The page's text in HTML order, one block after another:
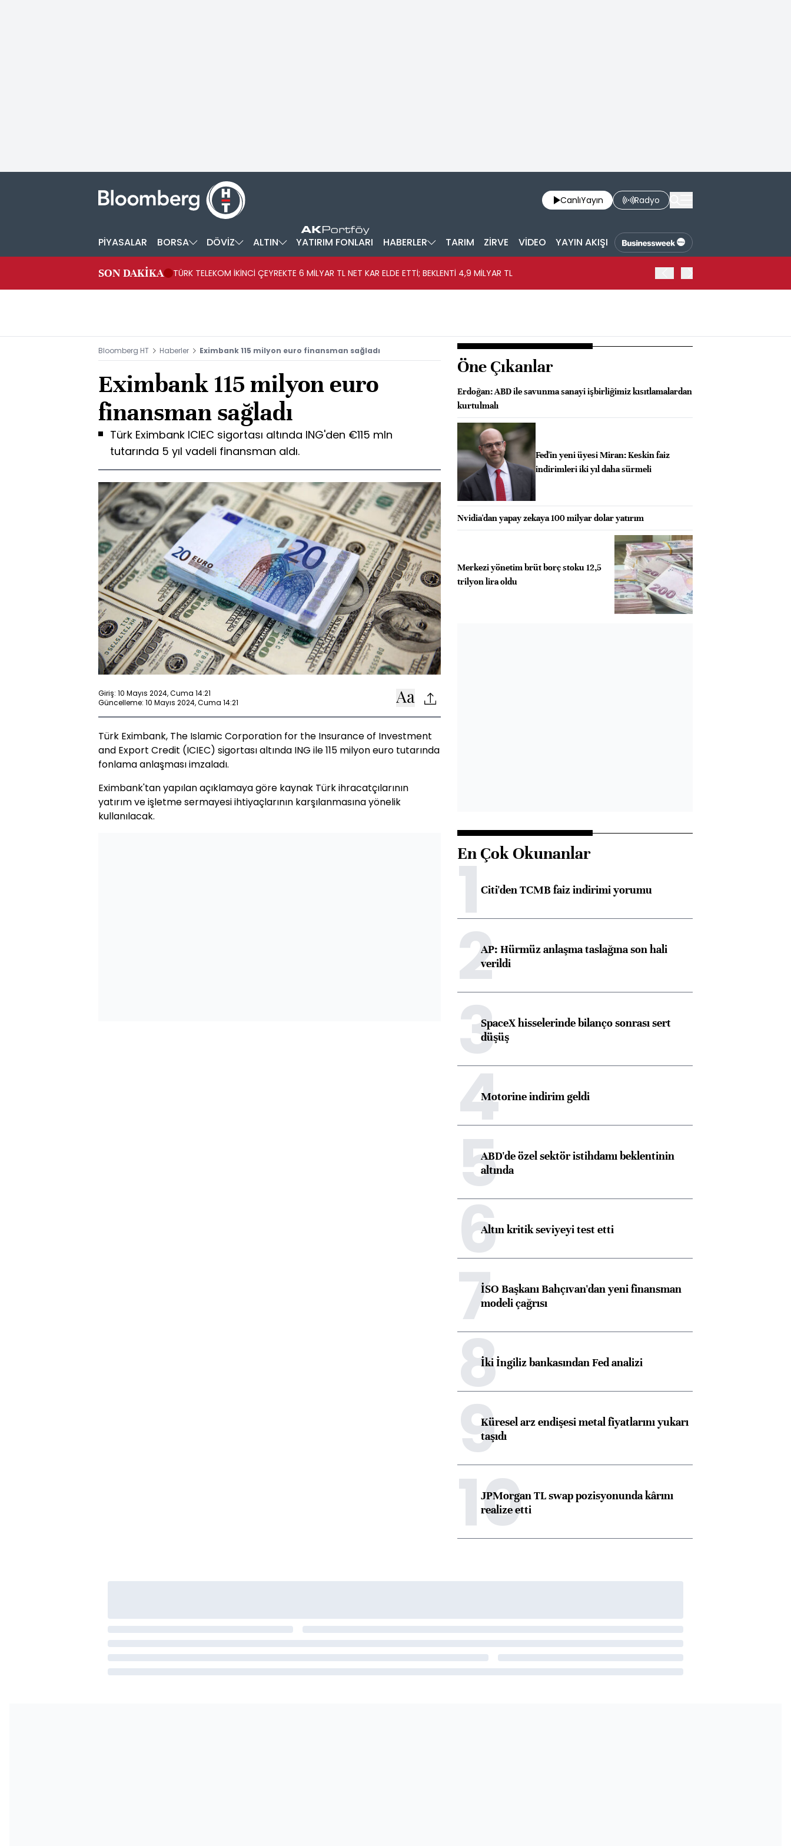
CanlıYayın Radyo
PİYASALAR BORSA DÖVİZ ALTIN YATIRIM FONLARI HABERLER TARIM ZİRVE VİDEO YAYIN AKIŞI
SON DAKİKA TÜRK TELEKOM İKİNCİ ÇEYREKTE 6 MİLYAR TL NET KAR ELDE ETTİ; BEKLENTİ 4,9 MİLYAR TL
Bloomberg HT Haberler Eximbank 115 milyon euro finansman sağladı
Eximbank 115 milyon euro
finansman sağladı
Türk Eximbank ICIEC sigortası altında ING'den €115 mln
tutarında 5 yıl vadeli finansman aldı.
Giriş: 10 Mayıs 2024, Cuma 14:21
Güncelleme: 10 Mayıs 2024, Cuma 14:21
Türk Eximbank, The Islamic Corporation for the Insurance of Investment
and Export Credit (ICIEC) sigortası altında ING ile 115 milyon euro tutarında
fonlama anlaşması imzaladı.
Eximbank'tan yapılan açıklamaya göre kaynak Türk ihracatçılarının
yatırım ve işletme sermayesi ihtiyaçlarının karşılanmasına yönelik
kullanılacak.
Öne Çıkanlar
Erdoğan: ABD ile savunma sanayi işbirliğimiz kısıtlamalardan
kurtulmalı
Fed'in yeni üyesi Miran: Keskin faiz
indirimleri iki yıl daha sürmeli
Nvidia'dan yapay zekaya 100 milyar dolar yatırım
Merkezi yönetim brüt borç stoku 12,5
trilyon lira oldu
En Çok Okunanlar
1Citi'den TCMB faiz indirimi yorumu
2AP: Hürmüz anlaşma taslağına son hali
verildi
3SpaceX hisselerinde bilanço sonrası sert
düşüş
4Motorine indirim geldi
5ABD'de özel sektör istihdamı beklentinin
altında
6Altın kritik seviyeyi test etti
7İSO Başkanı Bahçıvan'dan yeni finansman
modeli çağrısı
8İki İngiliz bankasından Fed analizi
9Küresel arz endişesi metal fiyatlarını yukarı
taşıdı
10
JPMorgan TL swap pozisyonunda kârını
realize etti